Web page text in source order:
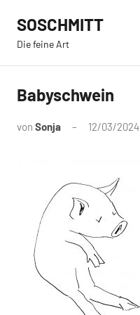
Inhalt
springen
SOSCHMITT
Die feine Art
Babyschwein
von Sonja 12/03/2024